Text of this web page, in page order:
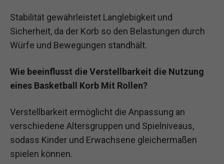
Stabilität gewährleistet Langlebigkeit und
Sicherheit, da der Korb so den Belastungen durch
Würfe und Bewegungen standhält.
Wie beeinflusst die Verstellbarkeit die Nutzung
eines Basketball Korb Mit Rollen?
Verstellbarkeit ermöglicht die Anpassung an
verschiedene Altersgruppen und Spielniveaus,
sodass Kinder und Erwachsene gleichermaßen
spielen können.